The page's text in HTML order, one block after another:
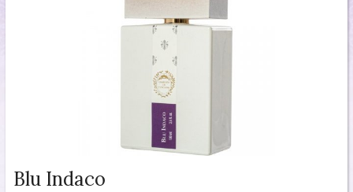
Blu Indaco